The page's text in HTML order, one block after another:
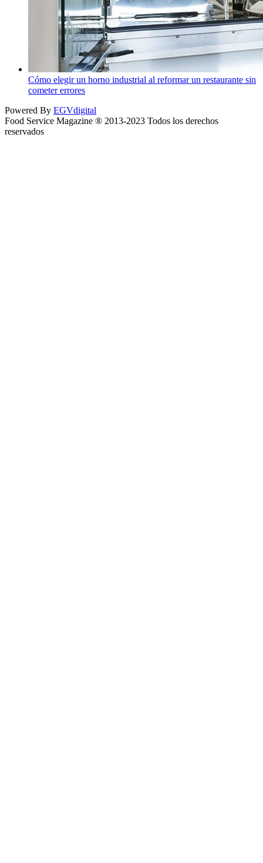
Cómo elegir un horno industrial al reformar un restaurante sin
cometer errores
Powered By EGVdigital
Food Service Magazine ® 2013-2023 Todos los derechos
reservados